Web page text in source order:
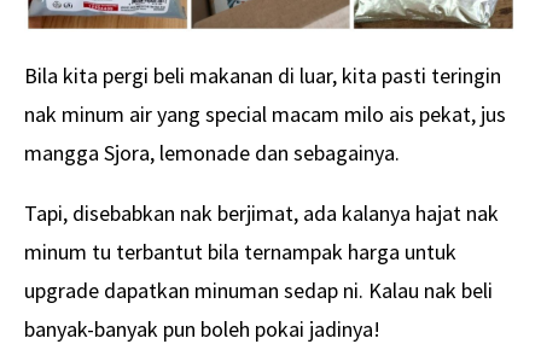
Bila kita pergi beli makanan di luar, kita pasti teringin
nak minum air yang special macam milo ais pekat, jus
mangga Sjora, lemonade dan sebagainya.
Tapi, disebabkan nak berjimat, ada kalanya hajat nak
minum tu terbantut bila ternampak harga untuk
upgrade dapatkan minuman sedap ni. Kalau nak beli
banyak-banyak pun boleh pokai jadinya!